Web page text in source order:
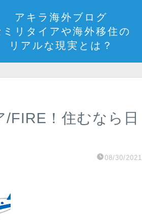
アキラ海外ブログ
ミリタイアや海外移住の
リアルな現実とは？
FIRE！住むなら日
08/30/2021